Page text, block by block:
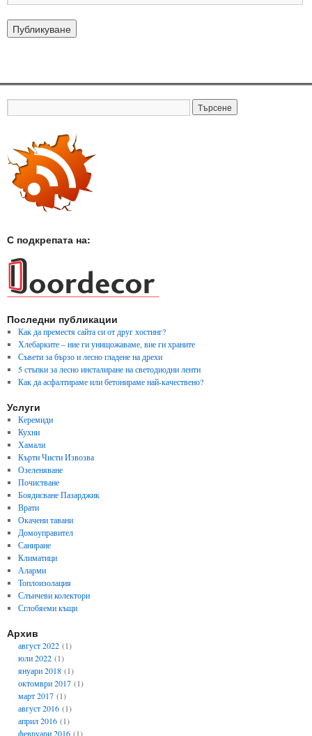
С подкрепата на:
Последни публикации
Как да преместя сайта си от друг хостинг?
Хлебарките – ние ги унищожаваме, вие ги храните
Съвети за бързо и лесно гладене на дрехи
5 стъпки за лесно инсталиране на светодиодни ленти
Как да асфалтираме или бетонираме най-качествено?
Услуги
Керемиди
Кухни
Хамали
Кърти Чисти Извозва
Озеленяване
Почистване
Боядисване Пазарджик
Врати
Окачени тавани
Домоуправител
Саниране
Климатици
Аларми
Топлоизолация
Слънчеви колектори
Сглобяеми къщи
Архив
август 2022(1)
юли 2022(1)
януари 2018(1)
октомври 2017(1)
март 2017(1)
август 2016(1)
април 2016(1)
февруари 2016(1)